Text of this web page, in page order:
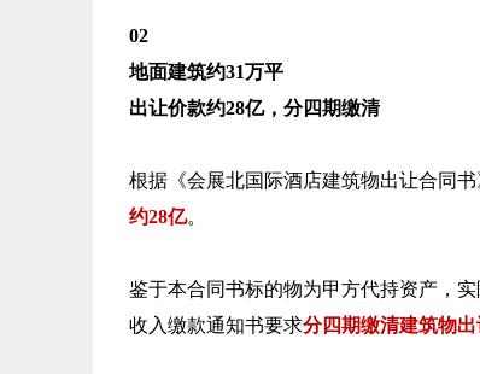
02
地面建筑约31万平
出让价款约28亿，分四期缴清
根据《会展北国际酒店建筑物出让合同书
约28亿。
鉴于本合同书标的物为甲方代持资产，
收入缴款通知书要求分四期缴清建筑物